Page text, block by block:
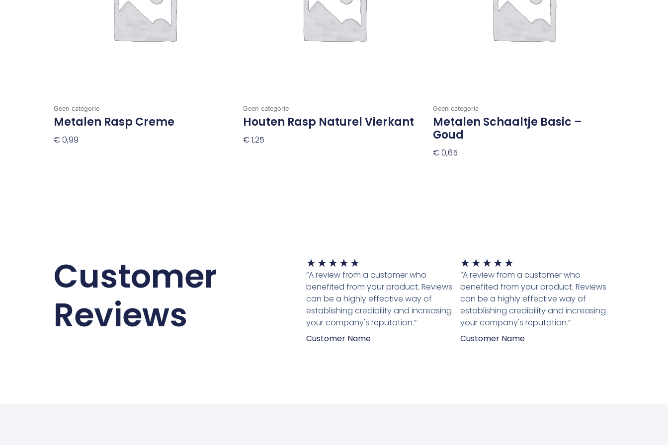
Geen categorie
Metalen Rasp Creme
€0,99
Geen categorie
Houten Rasp Naturel Vierkant
€1,25
Geen categorie
Metalen Schaaltje Basic –
Goud
€0,65
Customer
Reviews
★ ★ ★ ★ ★
5
van
5
“A review from a customer who
benefited from your product. Reviews
can be a highly effective way of
establishing credibility and increasing
your company's reputation.”
Customer Name
★ ★ ★ ★ ★
5
van
5
“A review from a customer who
benefited from your product. Reviews
can be a highly effective way of
establishing credibility and increasing
your company's reputation.”
Customer Name